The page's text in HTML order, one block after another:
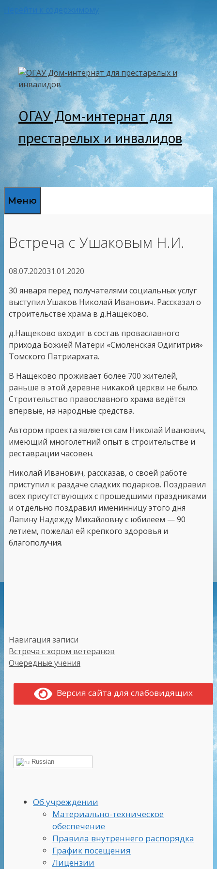
ОГАУ Дом-интернат для
престарелых и инвалидов
Меню
Встреча с Ушаковым Н.И.
08.07.202031.01.2020
30 января перед получателями социальных услуг
выступил Ушаков Николай Иванович. Рассказал о
строительстве храма в д.Нащеково.
д.Нащеково входит в состав проваславного
прихода Божией Матери «Смоленская Одигитрия»
Томского Патриархата.
В Нащеково проживает более 700 жителей,
раньше в этой деревне никакой церкви не было.
Строительство православного храма ведётся
впервые, на народные средства.
Автором проекта является сам Николай Иванович,
имеющий многолетний опыт в строительстве и
реставрации часовен.
Николай Иванович, рассказав, о своей работе
приступил к раздаче сладких подарков. Поздравил
всех присутствующих с прошедшими праздниками
и отдельно поздравил именинницу этого дня
Лапину Надежду Михайловну с юбилеем — 90
летием, пожелал ей крепкого здоровья и
благополучия.
Навигация записи
Встреча с хором ветеранов
Очередные учения
Версия сайта для слабовидящих
Russian
Об учреждении
Материально-техническое
обеспечение
Правила внутреннего распорядка
График посещения
Лицензии